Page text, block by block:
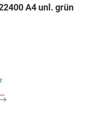
A4 unl. grün